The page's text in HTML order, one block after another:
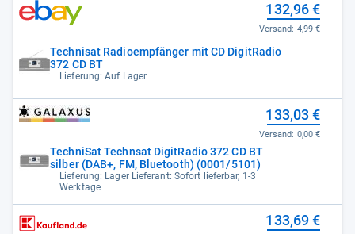
Technisat Radioempfänger mit CD DigitRadio
372 CD BT
Lieferung: Auf Lager
132,96 €
Versand: 4,99 €
TechniSat Technsat DigitRadio 372 CD BT
silber (DAB+, FM, Bluetooth) (0001/5101)
Lieferung: Lager Lieferant: Sofort lieferbar, 1-3
Werktage
133,03 €
Versand: 0,00 €
133,69 €